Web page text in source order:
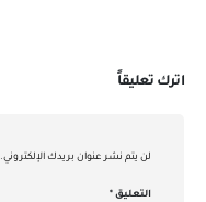
اترك تعليقاً
لن يتم نشر عنوان بريدك الإلكتروني.
التعليق *